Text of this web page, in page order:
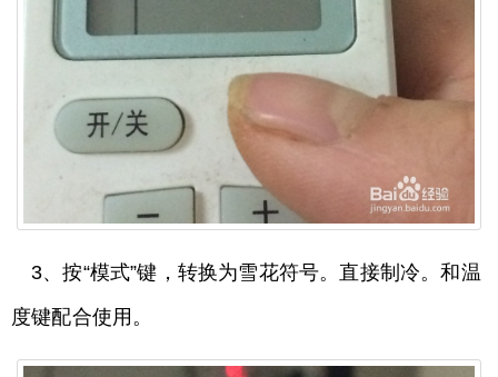
3、按“模式”键，转换为雪花符号。直接制冷。和温
度键配合使用。